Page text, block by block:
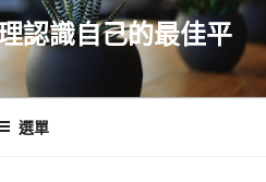
認識自己的最佳平
選單